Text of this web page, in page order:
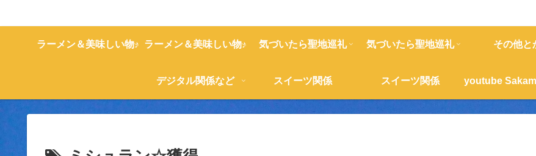
ラーメン＆美味しい物♪ ラーメン＆美味しい物♪ 気づいたら聖地巡礼 気づいたら聖地巡礼 その他と
デジタル関係など スイーツ関係 スイーツ関係